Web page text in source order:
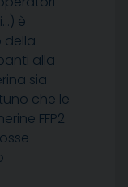
è
della
alla
sia
che le
FFP2